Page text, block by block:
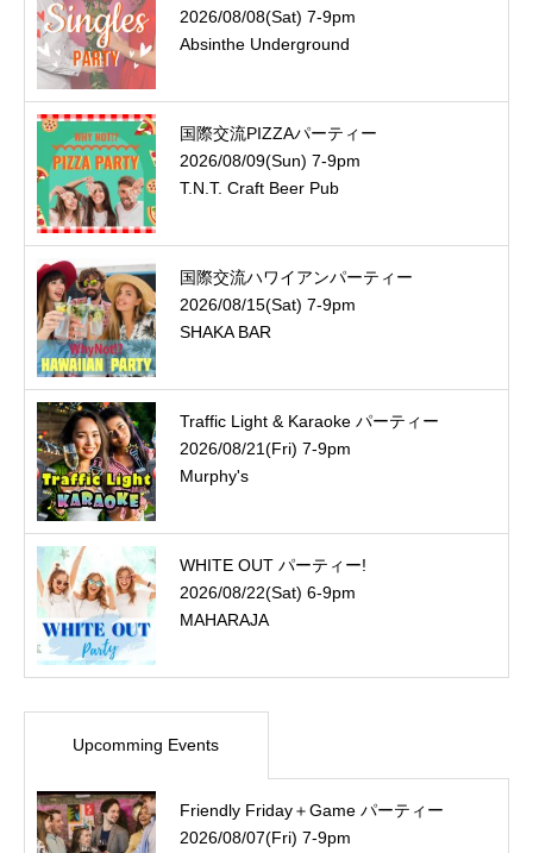
2026/08/08(Sat) 7-9pm
Absinthe Underground
国際交流PIZZAパーティー
2026/08/09(Sun) 7-9pm
T.N.T. Craft Beer Pub
国際交流ハワイアンパーティー
2026/08/15(Sat) 7-9pm
SHAKA BAR
Traffic Light & Karaoke パーティー
2026/08/21(Fri) 7-9pm
Murphy's
WHITE OUT パーティー!
2026/08/22(Sat) 6-9pm
MAHARAJA
Upcomming Events
Friendly Friday＋Game パーティー
2026/08/07(Fri) 7-9pm